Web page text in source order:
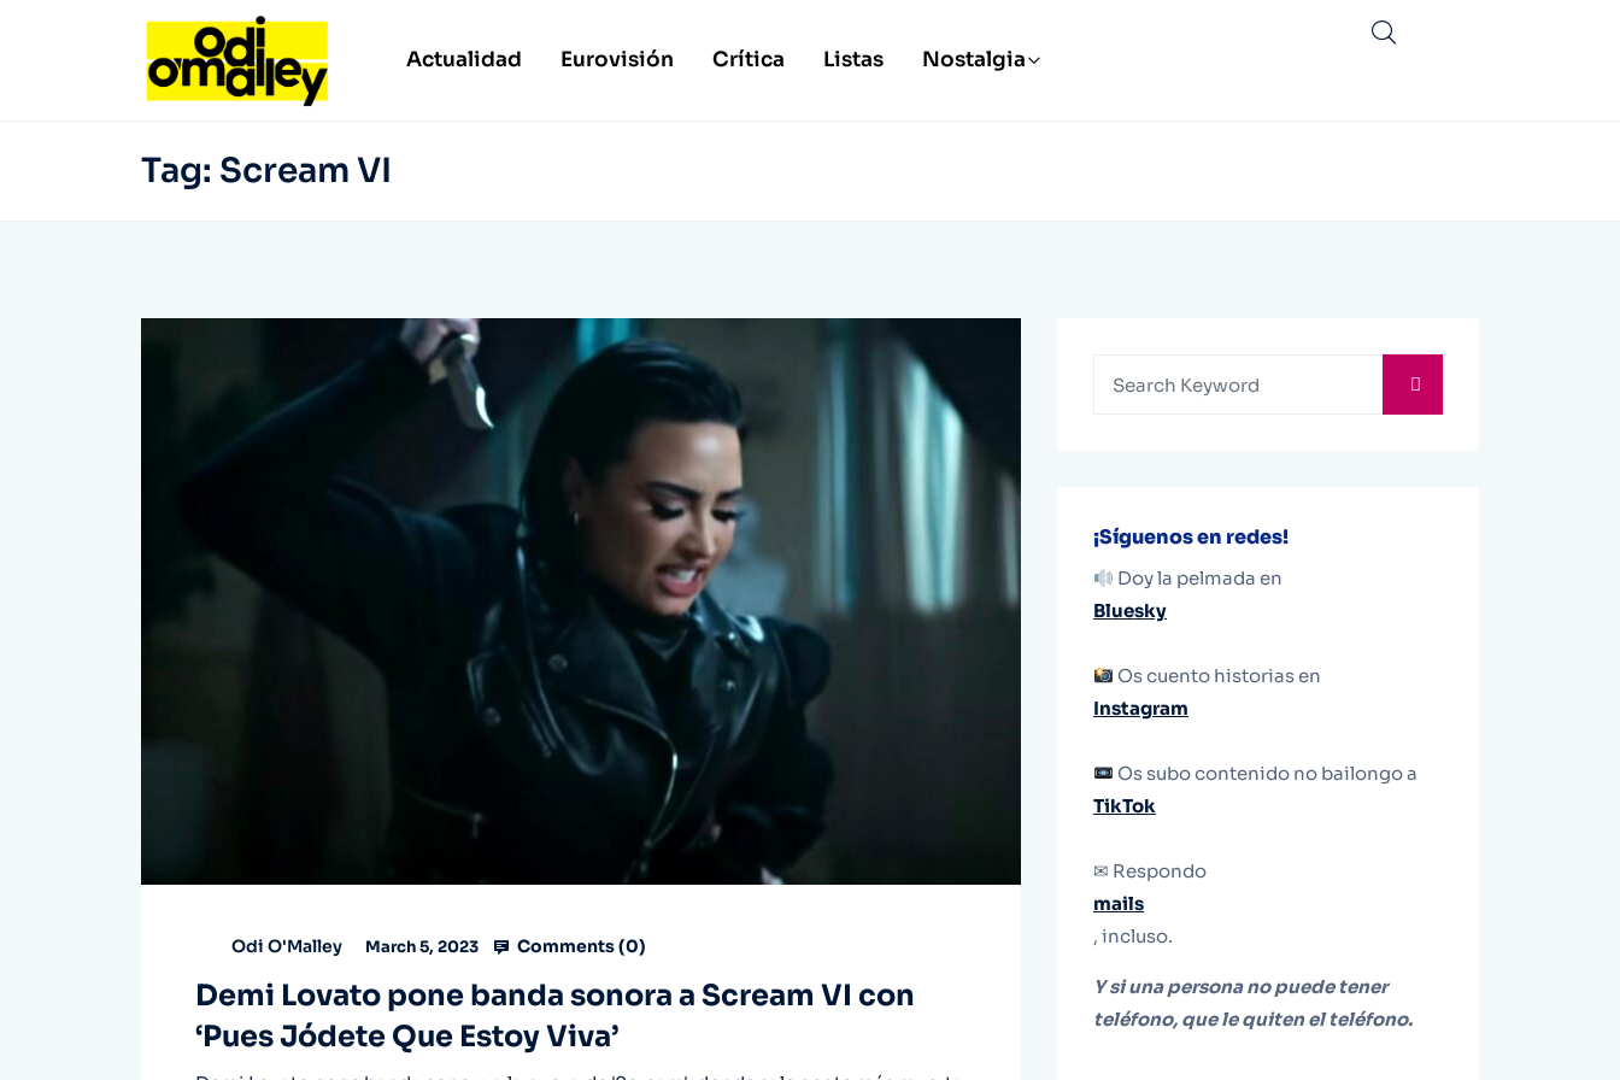
Actualidad Eurovisión Crítica Listas Nostalgia
Tag: Scream VI
Odi O'Malley March 5, 2023 Comments (0)
Demi Lovato pone banda sonora a Scream VI con
‘Pues Jódete Que Estoy Viva’
¡Síguenos en redes!
Doy la pelmada en
Bluesky
Os cuento historias en
Instagram
Os subo contenido no bailongo a
TikTok
✉ Respondo
mails
, incluso.
Y si una persona no puede tener
teléfono, que le quiten el teléfono.